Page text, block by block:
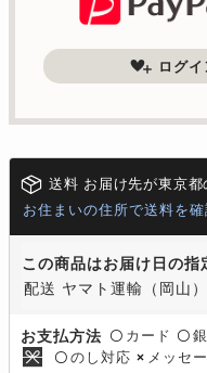
ログ
送料 お届け先が東京都
お住まいの住所で送料を確
この商品はお届け日の指
配送 ヤマト運輸（岡山）
お支払方法 〇 カード 〇
〇 のし対応 × メッセ